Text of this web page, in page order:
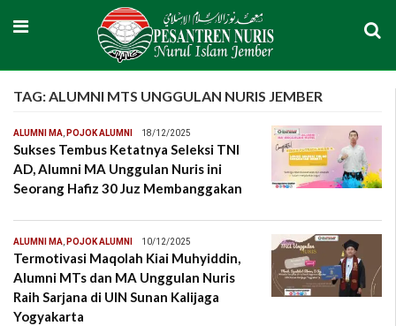
TAG:ALUMNI MTS UNGGULAN NURIS JEMBER
ALUMNI MA, POJOK ALUMNI 18/12/2025
Sukses Tembus Ketatnya Seleksi TNI
AD, Alumni MA Unggulan Nuris ini
Seorang Hafiz 30 Juz Membanggakan
ALUMNI MA, POJOK ALUMNI 10/12/2025
Termotivasi Maqolah Kiai Muhyiddin,
Alumni MTs dan MA Unggulan Nuris
Raih Sarjana di UIN Sunan Kalijaga
Yogyakarta